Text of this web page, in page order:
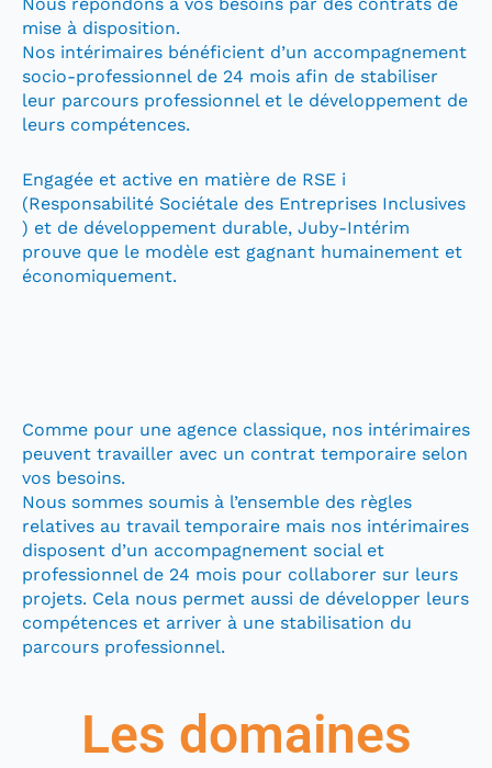
mise à disposition.
Nos intérimaires bénéficient d’un accompagnement
socio-professionnel de 24 mois afin de stabiliser
leur parcours professionnel et le développement de
leurs compétences.
Engagée et active en matière de RSE i
(Responsabilité Sociétale des Entreprises Inclusives
) et de développement durable, Juby-Intérim
prouve que le modèle est gagnant humainement et
économiquement.
Comme pour une agence classique, nos intérimaires
peuvent travailler avec un contrat temporaire selon
vos besoins.
Nous sommes soumis à l’ensemble des règles
relatives au travail temporaire mais nos intérimaires
disposent d’un accompagnement social et
professionnel de 24 mois pour collaborer sur leurs
projets. Cela nous permet aussi de développer leurs
compétences et arriver à une stabilisation du
parcours professionnel.
Les domaines